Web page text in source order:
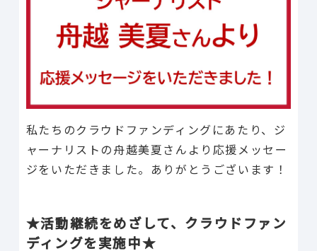
私たちのクラウドファンディングにあたり、ジ
ャーナリストの舟越美夏さんより応援メッセー
ジをいただきました。ありがとうございます！
★活動継続をめざして、クラウドファン
ディングを実施中★